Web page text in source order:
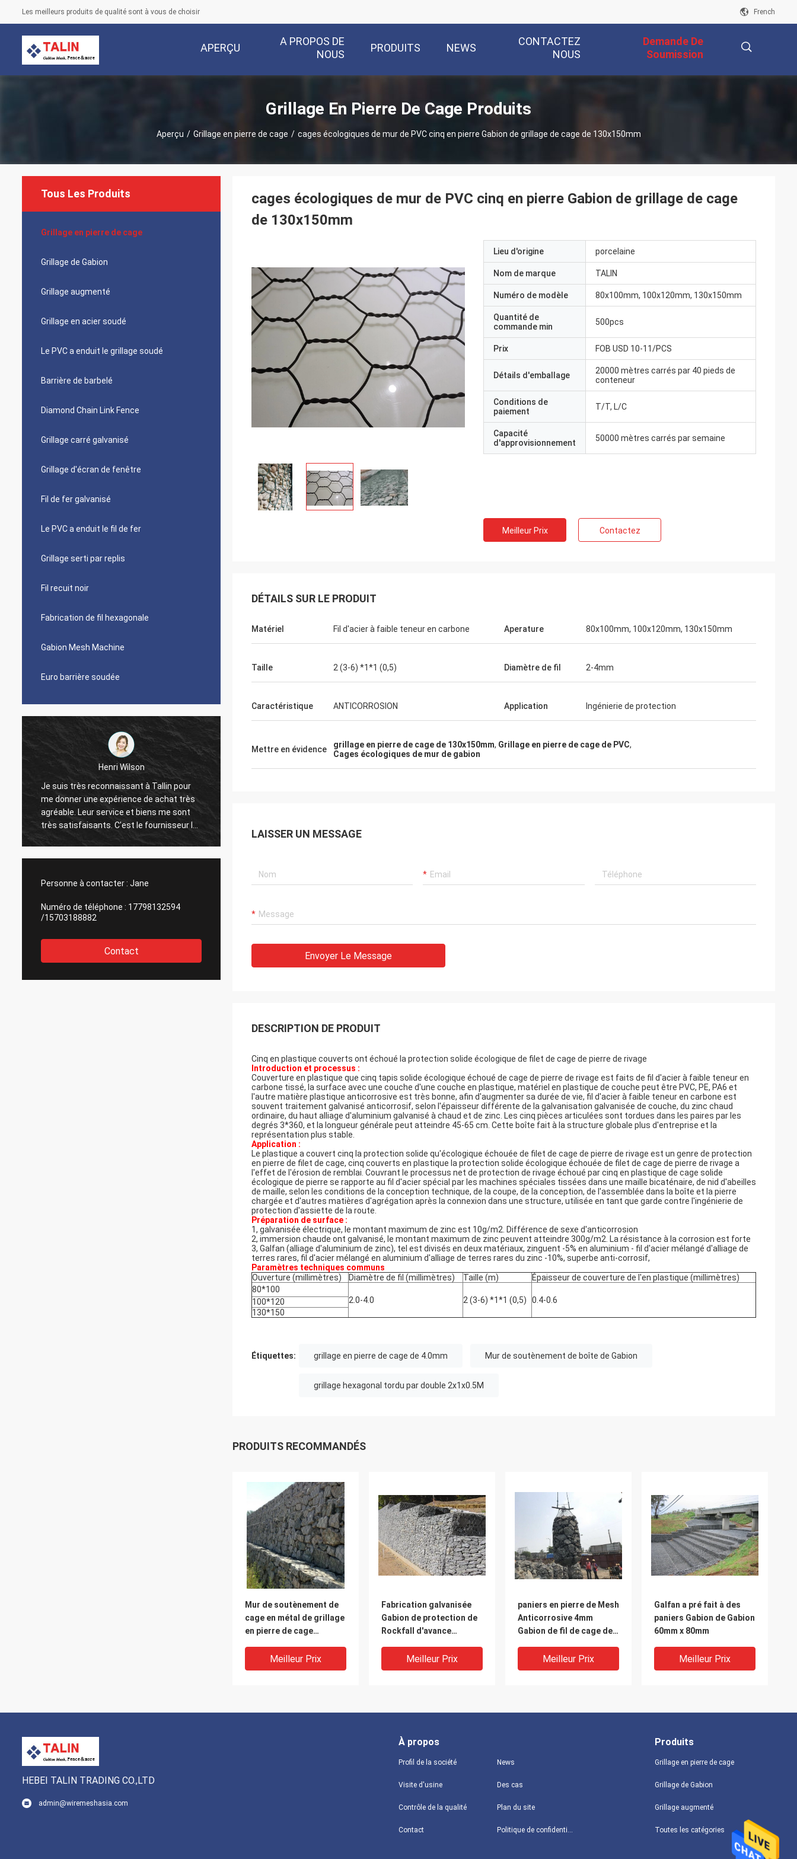
Les meilleurs produits de qualité sont à vous de choisir French
APERÇU
A PROPOS DE
NOUS
PRODUITS NEWS
CONTACTEZ
NOUS
Demande De
Soumission
Grillage En Pierre De Cage Produits
Aperçu / Grillage en pierre de cage / cages écologiques de mur de PVC cinq en pierre Gabion de grillage de cage de 130x150mm
Tous Les Produits
Grillage en pierre de cage
Grillage de Gabion
Grillage augmenté
Grillage en acier soudé
Le PVC a enduit le grillage soudé
Barrière de barbelé
Diamond Chain Link Fence
Grillage carré galvanisé
Grillage d'écran de fenêtre
Fil de fer galvanisé
Le PVC a enduit le fil de fer
Grillage serti par replis
Fil recuit noir
Fabrication de fil hexagonale
Gabion Mesh Machine
Euro barrière soudée
Henri Wilson
Je suis très reconnaissant à Tallin pour
me donner une expérience de achat très
agréable. Leur service et biens me sont
très satisfaisants. C'est le fournisseur le
plus satisfaisant que j'ai rencontré, et je
Eric Herrmann
avec intérêt la future coopération
Personne à contacter : Jane
Numéro de téléphone : 17798132594
/15703188882
Contact
cages écologiques de mur de PVC cinq en pierre Gabion de grillage de cage
de 130x150mm
Lieu d'origine porcelaine
Nom de marque TALIN
Numéro de modèle 80x100mm, 100x120mm, 130x150mm
Quantité de
commande min
500pcs
Prix FOB USD 10-11/PCS
Détails d'emballage
20000 mètres carrés par 40 pieds de
conteneur
Conditions de
paiement
T/T, L/C
Capacité
d'approvisionnement
50000 mètres carrés par semaine
Meilleur Prix Contactez
DÉTAILS SUR LE PRODUIT
Matériel Fil d'acier à faible teneur en carbone Aperature 80x100mm, 100x120mm, 130x150mm
Taille 2 (3-6) *1*1 (0,5) Diamètre de fil 2-4mm
Caractéristique ANTICORROSION Application Ingénierie de protection
Mettre en évidence grillage en pierre de cage de 130x150mm, Grillage en pierre de cage de PVC,
Cages écologiques de mur de gabion
LAISSER UN MESSAGE
Envoyer Le Message
DESCRIPTION DE PRODUIT
Cinq en plastique couverts ont échoué la protection solide écologique de filet de cage de pierre de rivage
Introduction et processus :
Couverture en plastique que cinq tapis solide écologique échoué de cage de pierre de rivage est faits de fil d'acier à faible teneur en
carbone tissé, la surface avec une couche d'une couche en plastique, matériel en plastique de couche peut être PVC, PE, PA6 et
l'autre matière plastique anticorrosive est très bonne, afin d'augmenter sa durée de vie, fil d'acier à faible teneur en carbone est
souvent traitement galvanisé anticorrosif, selon l'épaisseur différente de la galvanisation galvanisée de couche, du zinc chaud
ordinaire, du haut alliage d'aluminium galvanisé à chaud et de zinc. Les cinq pièces articulées sont tordues dans les paires par les
degrés 3*360, et la longueur générale peut atteindre 45-65 cm. Cette boîte fait à la structure globale plus d'entreprise et la
représentation plus stable.
Application :
Le plastique a couvert cinq la protection solide qu'écologique échouée de filet de cage de pierre de rivage est un genre de protection
en pierre de filet de cage, cinq couverts en plastique la protection solide écologique échouée de filet de cage de pierre de rivage a
l'effet de l'érosion de remblai. Couvrant le processus net de protection de rivage échoué par cinq en plastique de cage solide
écologique de pierre se rapporte au fil d'acier spécial par les machines spéciales tissées dans une maille bicaténaire, de nid d'abeilles
de maille, selon les conditions de la conception technique, de la coupe, de la conception, de l'assemblée dans la boîte et la pierre
chargée et d'autres matières d'agrégation après la connexion dans une structure, utilisée en tant que garde contre l'ingénierie de
protection d'assiette de la route.
Préparation de surface :
1, galvanisée électrique, le montant maximum de zinc est 10g/m2. Différence de sexe d'anticorrosion
2, immersion chaude ont galvanisé, le montant maximum de zinc peuvent atteindre 300g/m2. La résistance à la corrosion est forte
3, Galfan (alliage d'aluminium de zinc), tel est divisés en deux matériaux, zinguent -5% en aluminium - fil d'acier mélangé d'alliage de
terres rares, fil d'acier mélangé en aluminium d'alliage de terres rares du zinc -10%, superbe anti-corrosif,
Paramètres techniques communs
Ouverture (millimètres)
Diamètre de fil (millimètres) Taille (m)
Épaisseur de couverture de l'en plastique (millimètres)
80*100
2.0-4.0
2 (3-6) *1*1 (0,5) 0.4-0.6
100*120
130*150
Étiquettes: grillage en pierre de cage de 4.0mm Mur de soutènement de boîte de Gabion
grillage hexagonal tordu par double 2x1x0.5M
PRODUITS RECOMMANDÉS
Mur de soutènement de
cage en métal de grillage
en pierre de cage
pente/immersion chaude
Meilleur Prix
Fabrication galvanisée
Gabion de protection de
Rockfall d'avance
Meilleur Prix
paniers en pierre de Mesh
Anticorrosive 4mm
Gabion de fil de cage de
Meilleur Prix
Galfan a pré fait à des
paniers Gabion de Gabion
60mm x 80mm
Meilleur Prix
grillage enduit par PVC
Paniers en pierre de
les boîtes galvanisées
Gabion/PVC hexagonal
HEBEI TALIN TRADING CO.,LTD
admin@wiremeshasia.com
À propos
Profil de la société
Visite d'usine
Contrôle de la qualité
Contact
News
Des cas
Plan du site
Politique de confidentialité
Produits
Grillage en pierre de cage
Grillage de Gabion
Grillage augmenté
Toutes les catégories